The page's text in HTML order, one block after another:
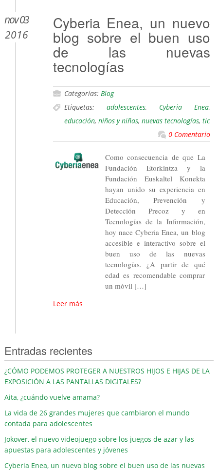
nov 03
2016
Cyberia Enea, un nuevo
blog sobre el buen uso
de las nuevas
tecnologías
Categorías: Blog
Etiquetas: adolescentes, Cyberia Enea,
educación, niños y niñas, nuevas tecnologías, tic
0 Comentario
Como consecuencia de que La
Fundación Etorkintza y la
Fundación Euskaltel Konekta
hayan unido su experiencia en
Educación, Prevención y
Detección Precoz y en
Tecnologías de la Información,
hoy nace Cyberia Enea, un blog
accesible e interactivo sobre el
buen uso de las nuevas
tecnologías. ¿A partir de qué
edad es recomendable comprar
un móvil […]
Leer más
Entradas recientes
¿CÓMO PODEMOS PROTEGER A NUESTROS HIJOS E HIJAS DE LA
EXPOSICIÓN A LAS PANTALLAS DIGITALES?
Aita, ¿cuándo vuelve amama?
La vida de 26 grandes mujeres que cambiaron el mundo
contada para adolescentes
Jokover, el nuevo videojuego sobre los juegos de azar y las
apuestas para adolescentes y jóvenes
Cyberia Enea, un nuevo blog sobre el buen uso de las nuevas